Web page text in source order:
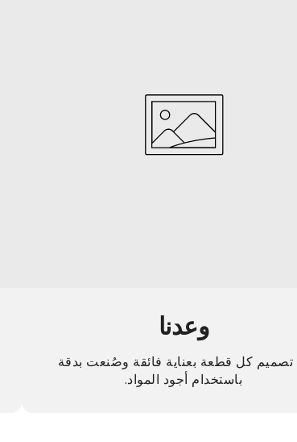
وعدنا
تصميم كل قطعة بعناية فائقة وصُنعت بدقة
باستخدام أجود المواد.